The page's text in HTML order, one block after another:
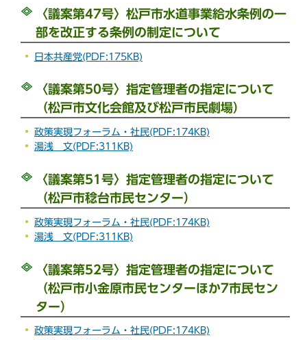
〈議案第47号〉松戸市水道事業給水条例の一
部を改正する条例の制定について
日本共産党(PDF:175KB)
〈議案第50号〉指定管理者の指定について
（松戸市文化会館及び松戸市民劇場）
政策実現フォーラム・社民(PDF:174KB)
湯浅 文(PDF:311KB)
〈議案第51号〉指定管理者の指定について
（松戸市稔台市民センター）
政策実現フォーラム・社民(PDF:174KB)
湯浅 文(PDF:311KB)
〈議案第52号〉指定管理者の指定について
（松戸市小金原市民センターほか7市民セン
ター）
政策実現フォーラム・社民(PDF:174KB)